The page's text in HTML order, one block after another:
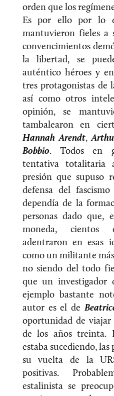
orden que los
Es por ello por lo
mantuvieron fieles a
convencimientos
la libertad, se
auténtico héroes y
tres protagonistas de
así como otros
opinión, se
tambalearon en
Hannah Arendt,
Bobbio. Todos en
tentativa totalitaria
presión que supuso
defensa del
dependía de la
personas dado
moneda, cientos
adentraron en esas
como un militante
no siendo del todo
que un investigador
ejemplo bastante
autor es el de
oportunidad de
de los años treinta.
estaba sucediendo, las
su vuelta de la
positivas.
estalinista se